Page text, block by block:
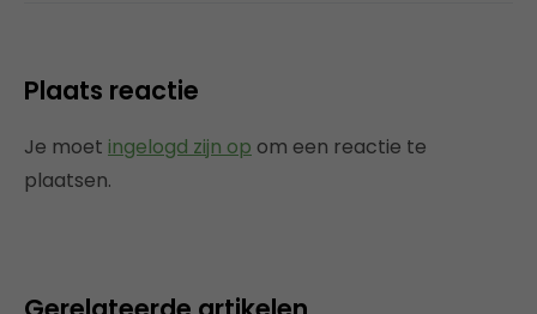
Plaats reactie
Je moet ingelogd zijn op om een reactie te
plaatsen.